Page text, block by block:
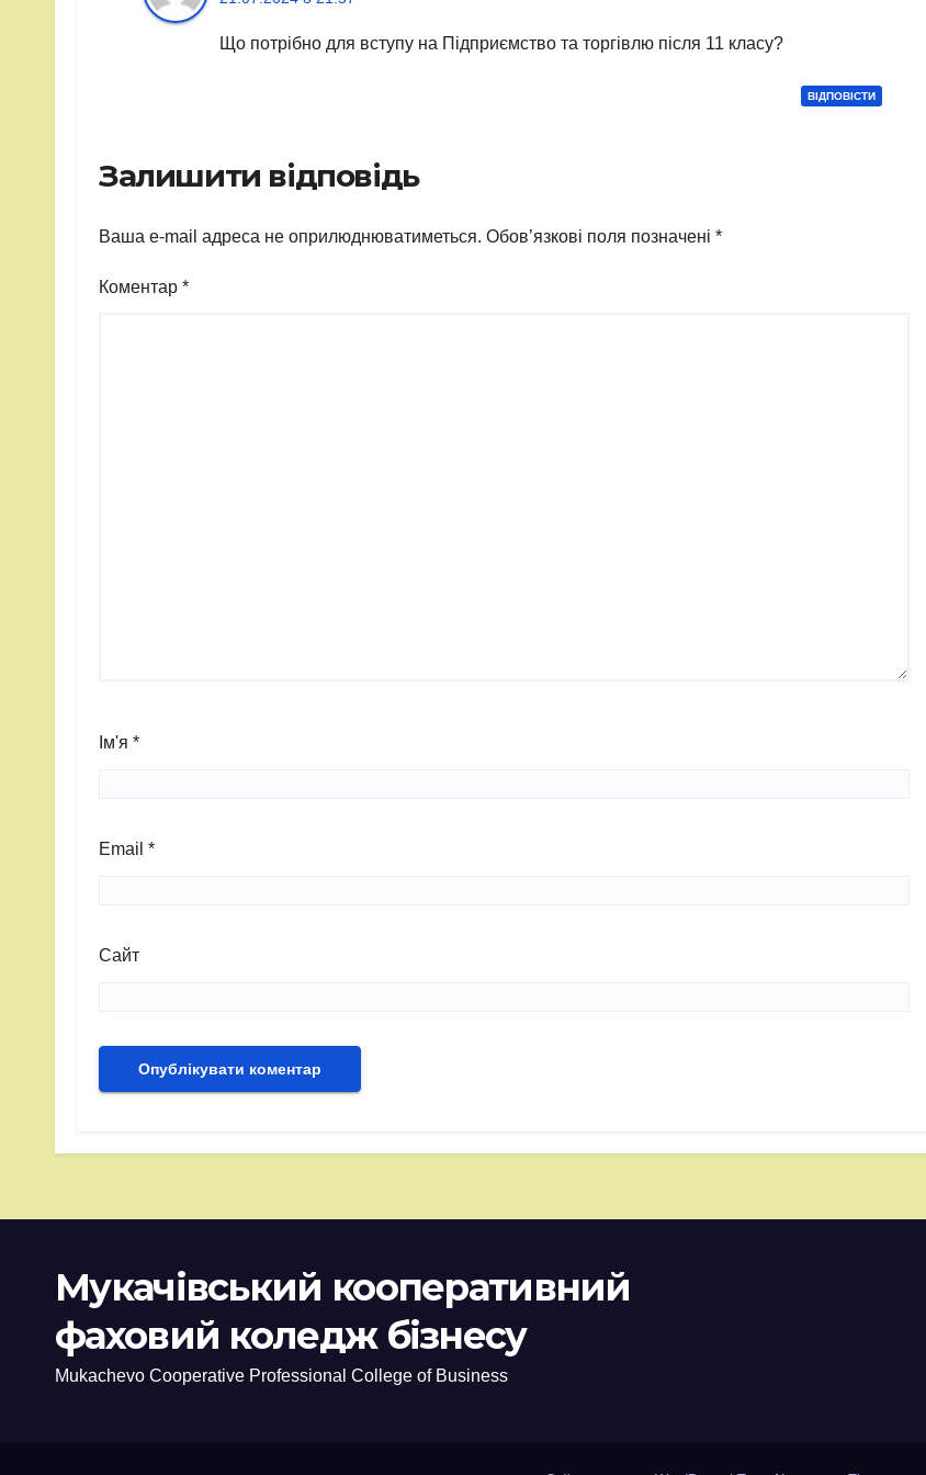
Що потрібно для вступу на Підприємство та торгівлю після 11 класу?
ВІДПОВІCТИ
Залишити відповідь
Ваша e-mail адреса не оприлюднюватиметься. Обов’язкові поля позначені *
Коментар *
Ім'я *
Email *
Сайт
Мукачівський кооперативний
фаховий коледж бізнесу
Mukachevo Cooperative Professional College of Business